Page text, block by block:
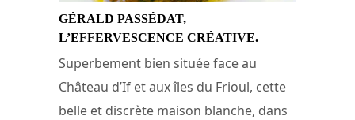
GÉRALD PASSÉDAT,
L’EFFERVESCENCE CRÉATIVE.
Superbement bien située face au
Château d’If et aux îles du Frioul, cette
belle et discrète maison blanche, dans